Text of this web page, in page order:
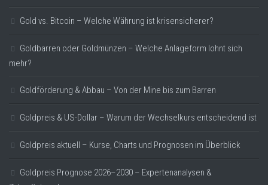
Gold vs. Bitcoin – Welche Währung ist krisensicherer?
Goldbarren oder Goldmünzen – Welche Anlageform lohnt sich
mehr?
Goldförderung & Abbau – Von der Mine bis zum Barren
Goldpreis & US-Dollar – Warum der Wechselkurs entscheidend ist
Goldpreis aktuell – Kurse, Charts und Prognosen im Überblick
Goldpreis Prognose 2026–2030 – Expertenanalysen &